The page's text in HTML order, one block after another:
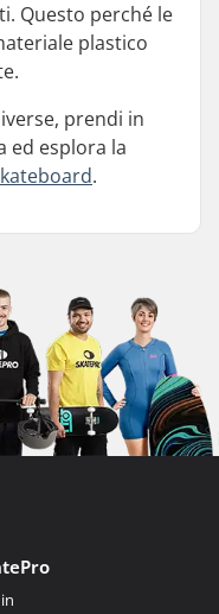
Questo perché le
plastico
prendi in
ed esplora la
.